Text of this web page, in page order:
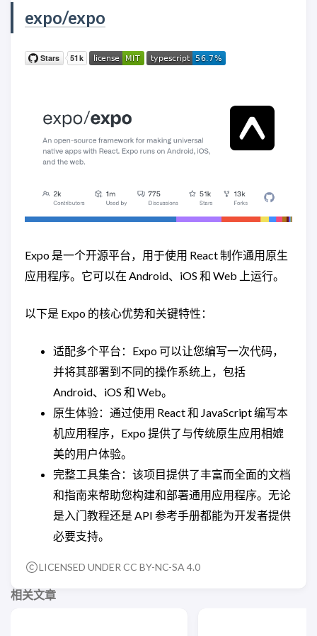
expo/expo
Expo 是一个开源平台，用于使用 React 制作通用原生
应用程序。它可以在 Android、iOS 和 Web 上运行。
以下是 Expo 的核心优势和关键特性：
适配多个平台：Expo 可以让您编写一次代码，
并将其部署到不同的操作系统上，包括
Android、iOS 和 Web。
原生体验：通过使用 React 和 JavaScript 编写本
机应用程序，Expo 提供了与传统原生应用相媲
美的用户体验。
完整工具集合：该项目提供了丰富而全面的文档
和指南来帮助您构建和部署通用应⽤程序。无论
是入门教程还是 API 参考手册都能为开发者提供
必要支持。
LICENSED UNDER CC BY-NC-SA 4.0
相关文章